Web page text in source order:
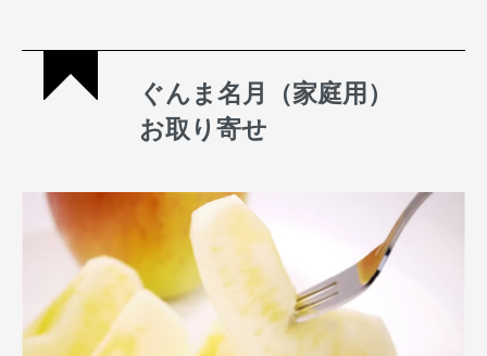
ぐんま名月（家庭用）
お取り寄せ